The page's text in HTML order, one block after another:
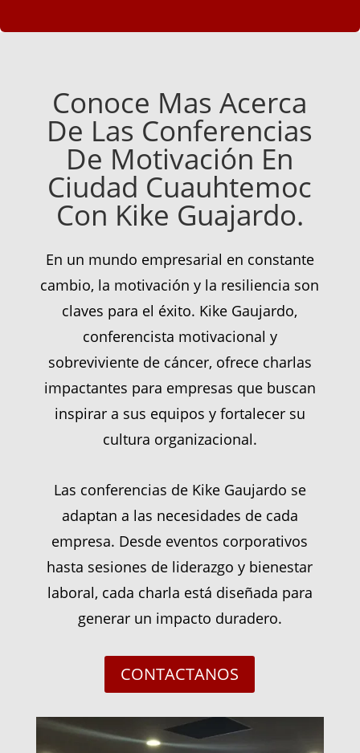
Conoce Mas Acerca
De Las Conferencias
De Motivación En
Ciudad Cuauhtemoc
Con Kike Guajardo.
En un mundo empresarial en constante
cambio, la motivación y la resiliencia son
claves para el éxito. Kike Gaujardo,
conferencista motivacional y
sobreviviente de cáncer, ofrece charlas
impactantes para empresas que buscan
inspirar a sus equipos y fortalecer su
cultura organizacional.
Las conferencias de Kike Gaujardo se
adaptan a las necesidades de cada
empresa. Desde eventos corporativos
hasta sesiones de liderazgo y bienestar
laboral, cada charla está diseñada para
generar un impacto duradero.
CONTACTANOS